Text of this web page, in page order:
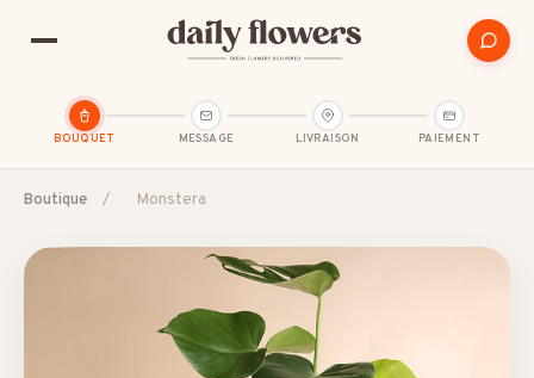
BOUQUET MESSAGE LIVRAISON PAIEMENT
Amour et romance Anniversaire
Boutique / Monstera